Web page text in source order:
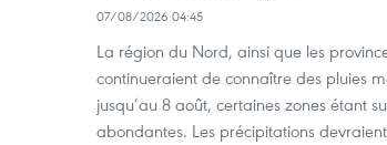
07/08/2026 04:45
La région du Nord, ainsi que les
continueraient de connaître des pluies
jusqu’au 8 août, certaines zones étant
abondantes. Les précipitations